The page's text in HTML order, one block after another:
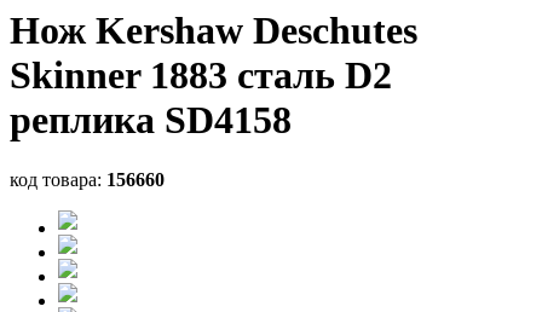
Нож Kershaw Deschutes
Skinner 1883 сталь D2
реплика SD4158
код товара: 156660